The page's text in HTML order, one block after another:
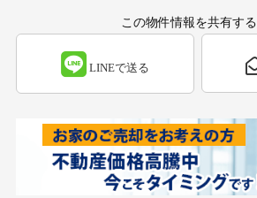
この物件情報を共有する
LINEで送る